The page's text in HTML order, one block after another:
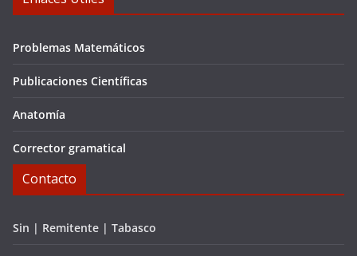
Problemas Matemáticos
Publicaciones Científicas
Anatomía
Corrector gramatical
Contacto
Sin | Remitente | Tabasco